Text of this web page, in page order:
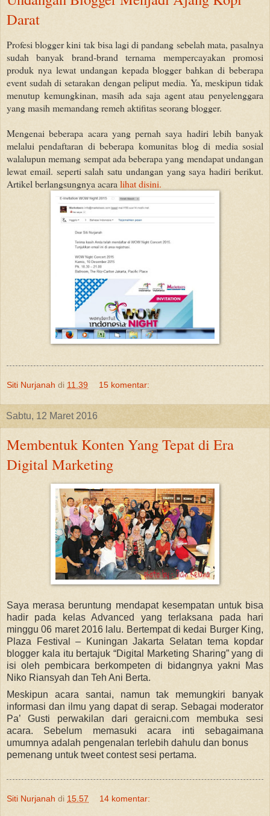
Darat
Profesi blogger kini tak bisa lagi di pandang sebelah mata, pasalnya
sudah banyak brand-brand ternama mempercayakan promosi
produk nya lewat undangan kepada blogger bahkan di beberapa
event sudah di setarakan dengan peliput media. Ya, meskipun tidak
menutup kemungkinan, masih ada saja agent atau penyelenggara
yang masih memandang remeh aktifitas seorang blogger.
Mengenai beberapa acara yang pernah saya hadiri lebih banyak
melalui pendaftaran di beberapa komunitas blog di media sosial
walalupun memang sempat ada beberapa yang mendapat undangan
lewat email. seperti salah satu undangan yang saya hadiri berikut.
Artikel berlangsungnya acara lihat disini.
Siti Nurjanah di 11.39 15 komentar:
Sabtu, 12 Maret 2016
Membentuk Konten Yang Tepat di Era
Digital Marketing
Saya merasa beruntung mendapat kesempatan untuk bisa
hadir pada kelas Advanced yang terlaksana pada hari
minggu 06 maret 2016 lalu. Bertempat di kedai Burger King,
Plaza Festival – Kuningan Jakarta Selatan tema kopdar
blogger kala itu bertajuk “Digital Marketing Sharing” yang di
isi oleh pembicara berkompeten di bidangnya yakni Mas
Niko Riansyah dan Teh Ani Berta.
Meskipun acara santai, namun tak memungkiri banyak
informasi dan ilmu yang dapat di serap. Sebagai moderator
Pa’ Gusti perwakilan dari geraicni.com membuka sesi
acara. Sebelum memasuki acara inti sebagaimana
umumnya adalah pengenalan terlebih dahulu dan bonus
pemenang untuk tweet contest sesi pertama.
Siti Nurjanah di 15.57 14 komentar: